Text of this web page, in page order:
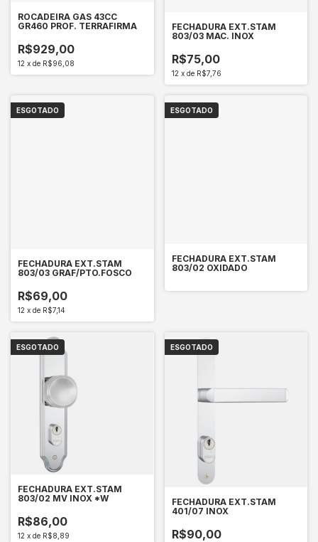
ROCADEIRA GAS 43CC
GR460 PROF. TERRAFIRMA
R$929,00
12 x de R$96,08
FECHADURA EXT.STAM
803/03 MAC. INOX
R$75,00
12 x de R$7,76
ESGOTADO
FECHADURA EXT.STAM
803/03 GRAF/PTO.FOSCO
R$69,00
12 x de R$7,14
ESGOTADO
FECHADURA EXT.STAM
803/02 OXIDADO
ESGOTADO
FECHADURA EXT.STAM
803/02 MV INOX *W
R$86,00
12 x de R$8,89
ESGOTADO
FECHADURA EXT.STAM
401/07 INOX
R$90,00